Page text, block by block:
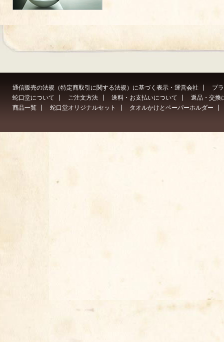
通信販売の法規（特定商取引に関する法規）に基づく表示・運営会社
プ
蛇口堂について
ご注文方法 送料・お支払いについて
返品・交換
商品一覧
蛇口堂オリジナルセット タオルかけとペーパーホルダー